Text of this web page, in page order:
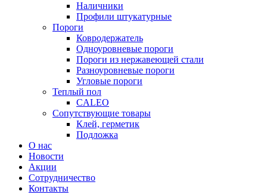
Наличники
Профили штукатурные
Пороги
Ковродержатель
Одноуровневые пороги
Пороги из нержавеющей стали
Разноуровневые пороги
Угловые пороги
Теплый пол
CALEO
Сопутствующие товары
Клей, герметик
Подложка
О нас
Новости
Акции
Сотрудничество
Контакты